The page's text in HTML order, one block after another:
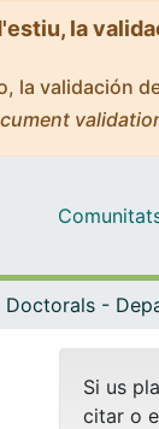
la
la validación
Si us
citar o